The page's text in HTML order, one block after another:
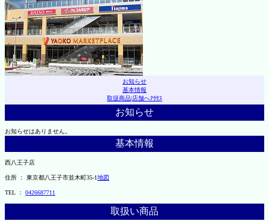
お知らせ
基本情報
取扱商品|店舗へｱｸｾｽ
お知らせ
お知らせはありません。
基本情報
西八王子店
住所 ： 東京都八王子市並木町35-1地図
TEL ： 0426687711
取扱い商品